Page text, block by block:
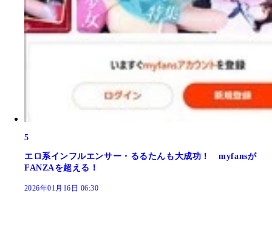
5
エロ系インフルエンサー・るるたんも大成功！ myfansが
FANZAを超える！
2026年01月16日 06:30